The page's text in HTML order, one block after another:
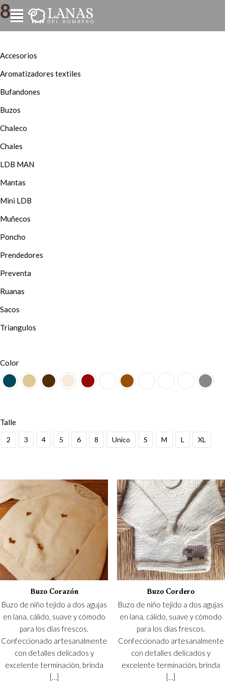
8
Accesorios
Aromatizadores textiles
Bufandones
Buzos
Chaleco
Chales
LDB MAN
Mantas
Mini LDB
Muñecos
Poncho
Prendedores
Preventa
Ruanas
Sacos
Triangulos
Color
Talle
2 3 4 5 6 8 Unico S M L XL
Buzo Corazón
Buzo de niño tejido a dos agujas
en lana, cálido, suave y cómodo
para los días frescos.
Confeccionado artesanalmente
con detalles delicados y
excelente terminación, brinda
[…]
Buzo Cordero
Buzo de niño tejido a dos agujas
en lana, cálido, suave y cómodo
para los días frescos.
Confeccionado artesanalmente
con detalles delicados y
excelente terminación, brinda
[…]